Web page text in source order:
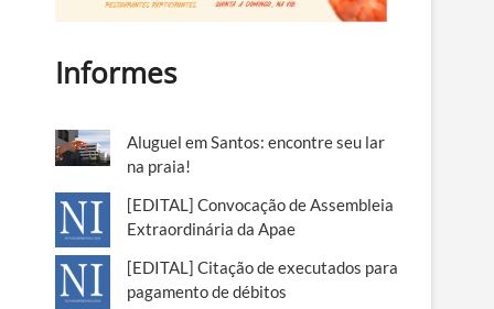
Informes
Aluguel em Santos: encontre seu lar
na praia!
[EDITAL] Convocação de Assembleia
Extraordinária da Apae
[EDITAL] Citação de executados para
pagamento de débitos